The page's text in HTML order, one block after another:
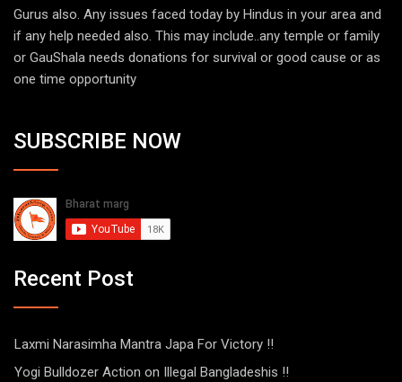
Gurus also. Any issues faced today by Hindus in your area and
if any help needed also. This may include..any temple or family
or GauShala needs donations for survival or good cause or as
one time opportunity
SUBSCRIBE NOW
Recent Post
Laxmi Narasimha Mantra Japa For Victory !!
Yogi Bulldozer Action on Illegal Bangladeshis !!